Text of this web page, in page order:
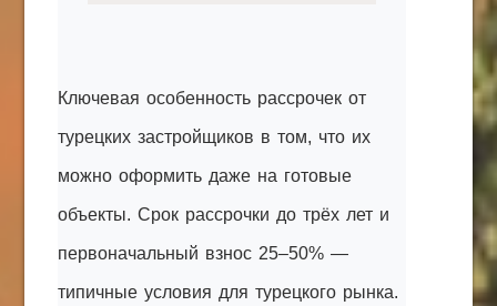
Ключевая особенность рассрочек от
турецких застройщиков в том, что их
можно оформить даже на готовые
объекты. Срок рассрочки до трёх лет и
первоначальный взнос 25–50% —
типичные условия для турецкого рынка.